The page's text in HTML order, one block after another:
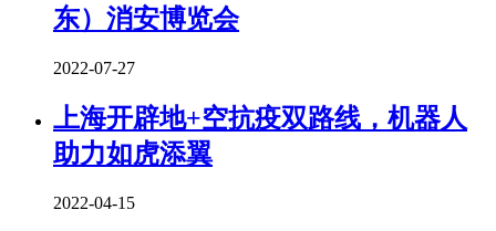
东）消安博览会
2022-07-27
上海开辟地+空抗疫双路线，机器人
助力如虎添翼
2022-04-15